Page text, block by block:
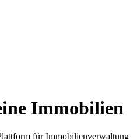
Immobilien
für Immobilienverwaltung